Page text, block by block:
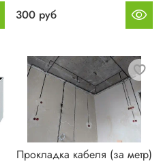
300 руб
Прокладка кабеля (за метр)